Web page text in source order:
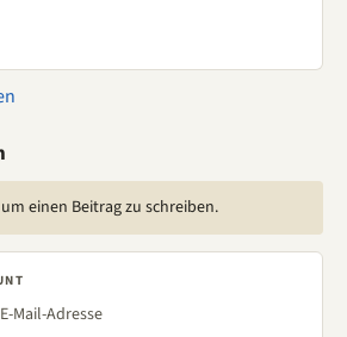
einen Beitrag zu schreiben.
Mail-Adresse